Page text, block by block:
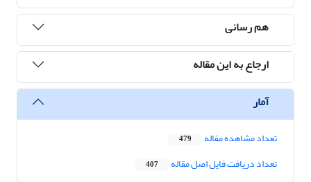
هم رسانی
ارجاع به این مقاله
آمار
تعداد مشاهده مقاله 479
تعداد دریافت فایل اصل مقاله 407